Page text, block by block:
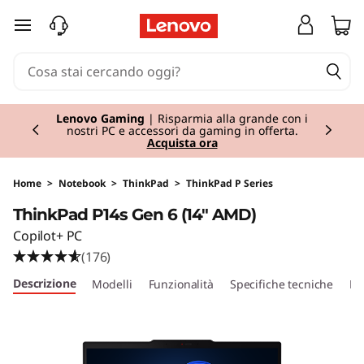
T
k
P
a
d
P
passa a contenuto principale
Lenovo Gaming | Risparmia alla grande con i
nostri PC e accessori da gaming in offerta.
Acquista ora
Currently displaying item 2 of 3
Home > Notebook > ThinkPad > ThinkPad P Series
ThinkPad P14s Gen 6 (14" AMD)
Copilot+ PC
(176)
Descrizione Modelli Funzionalità Specifiche tecniche